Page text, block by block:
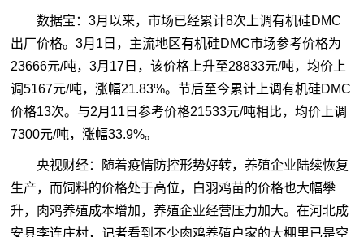
数据宝：3月以来，市场已经累计8次上调有机硅DMC
出厂价格。3月1日，主流地区有机硅DMC市场参考价格为
23666元/吨，3月17日，该价格上升至28833元/吨，均价上
调5167元/吨，涨幅21.83%。节后至今累计上调有机硅DMC
价格13次。与2月11日参考价格21533元/吨相比，均价上调
7300元/吨，涨幅33.9%。
央视财经：随着疫情防控形势好转，养殖企业陆续恢复
生产，而饲料的价格处于高位，白羽鸡苗的价格也大幅攀
升，肉鸡养殖成本增加，养殖企业经营压力加大。在河北成
安县李连庄村，记者看到不少肉鸡养殖户家的大棚里已是空